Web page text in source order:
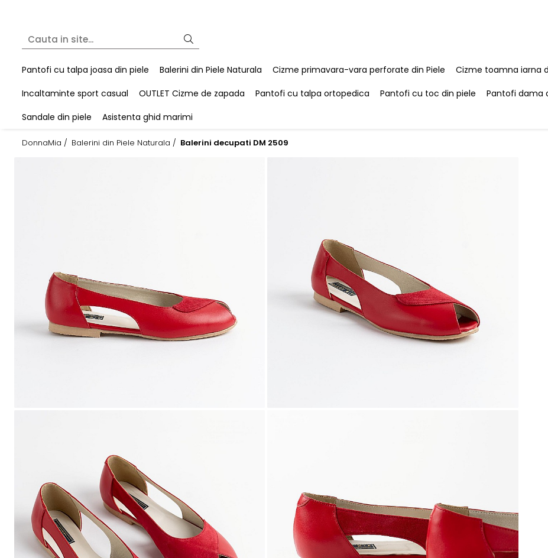
Pantofi cu talpa joasa din piele Balerini din Piele Naturala Cizme primavara-vara perforate din Piele Cizme toamna iarna
Incaltaminte sport casual
OUTLET Cizme de zapada Pantofi cu talpa ortopedica Pantofi cu toc din piele Pantofi dama
Sandale din piele
Asistenta ghid marimi
DonnaMia / Balerini din Piele Naturala / Balerini decupati DM 2509